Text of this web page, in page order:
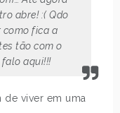
abre! :( Qdo
como fica a
tão com o
aqui!!!
de viver em uma
LAMA DE SAPATOS